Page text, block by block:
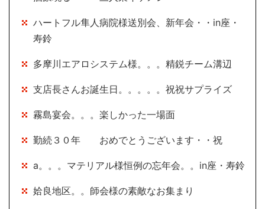
ハートフル隼人病院様送別会、新年会・・in座・
寿鈴
多摩川エアロシステム様。。。精鋭チーム溝辺
支店長さんお誕生日。。。。。祝祝サプライズ
霧島宴会。。。楽しかった一場面
勤続３０年 おめでとうございます・・祝
a。。。マテリアル様恒例の忘年会。。in座・寿鈴
姶良地区。。師会様の素敵なお集まり